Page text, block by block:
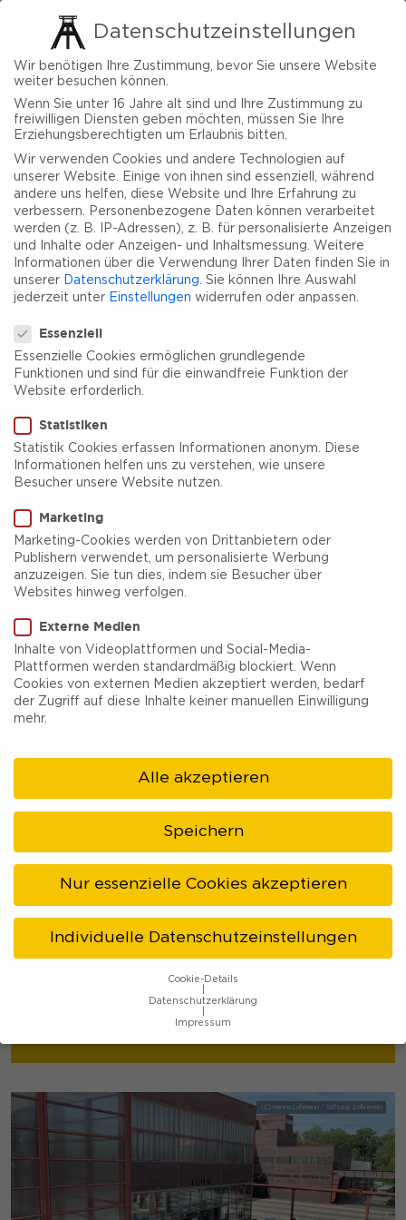
Gastronomie
Echt lecker!
Currywurst und Pommes – dafür ist das Ruhrgebiet
bekannt! Richtig gehört, liebe Berliner:innen! Aber
natürlich gibt es hier nicht nur Currywurst, sondern
zahlreiche hippe Cafés, szenige Bars und
Restaurants mit Küche aus der ganzen Welt. Also
CAFES & BISTROS
Alle Städte
Datenschutzeinstellungen
Wir benötigen Ihre Zustimmung, bevor Sie unsere Website
weiter besuchen können.
Wenn Sie unter 16 Jahre alt sind und Ihre Zustimmung zu
freiwilligen Diensten geben möchten, müssen Sie Ihre
Erziehungsberechtigten um Erlaubnis bitten.
Wir verwenden Cookies und andere Technologien auf
unserer Website. Einige von ihnen sind essenziell, während
andere uns helfen, diese Website und Ihre Erfahrung zu
verbessern.
Personenbezogene Daten können verarbeitet
werden (z. B. IP-Adressen), z. B. für personalisierte Anzeigen
und Inhalte oder Anzeigen- und Inhaltsmessung.
Weitere
Informationen über die Verwendung Ihrer Daten finden Sie in
unserer
Datenschutzerklärung Sie können Ihre Auswahl
jederzeit unter Einstellungen widerrufen oder anpassen.
Essenziell
Essenzielle Cookies ermöglichen grundlegende
Funktionen und sind für die einwandfreie Funktion der
Website erforderlich.
Statistiken
Statistik Cookies erfassen Informationen anonym. Diese
Informationen helfen uns zu verstehen, wie unsere
Besucher unsere Website nutzen.
Marketing
Marketing-Cookies werden von Drittanbietern oder
Publishern verwendet, um personalisierte Werbung
anzuzeigen. Sie tun dies, indem sie Besucher über
Websites hinweg verfolgen.
Externe Medien
Inhalte von Videoplattformen und Social-Media-
Plattformen werden standardmäßig blockiert. Wenn
Cookies von externen Medien akzeptiert werden, bedarf
der Zugriff auf diese Inhalte keiner manuellen Einwilligung
mehr.
Alle akzeptieren
Speichern
Nur essenzielle Cookies akzeptieren
Individuelle Datenschutzeinstellungen
Cookie-Details
Datenschutzerklärung
Impressum
Datenschutzeinstellungen
freiwilligen Diensten geben möchten, müssen Sie Ihre
Erziehungsberechtigten um Erlaubnis bitten.
Wir verwenden Cookies und andere Technologien auf
unserer Website. Einige von ihnen sind essenziell, während
andere uns helfen, diese Website und Ihre Erfahrung zu
verbessern.
Personenbezogene Daten können verarbeitet
werden (z. B. IP-Adressen), z. B. für personalisierte Anzeigen